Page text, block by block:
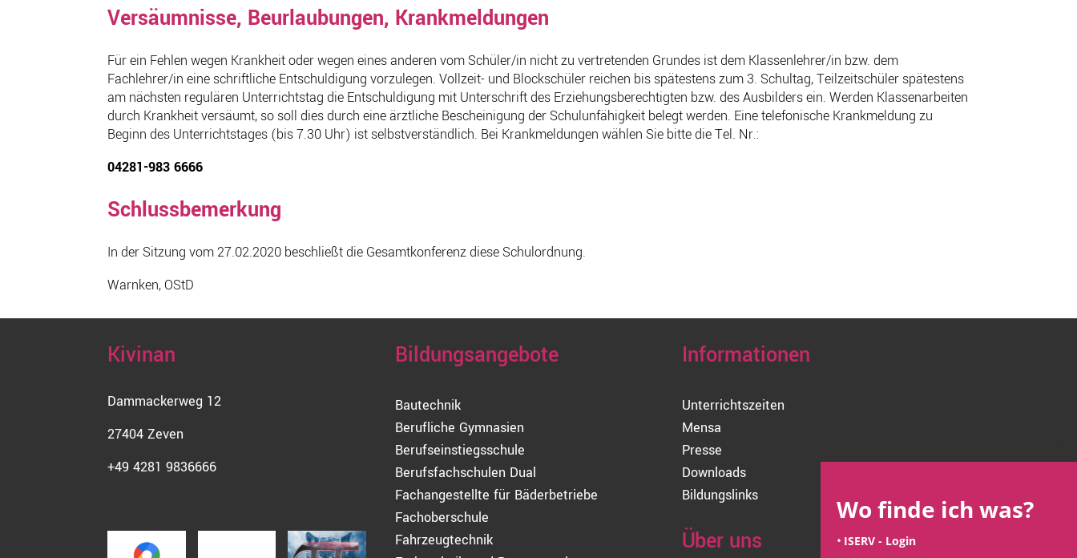
Versäumnisse, Beurlaubungen, Krankmeldungen
Für ein Fehlen wegen Krankheit oder wegen eines anderen vom Schüler/in nicht zu vertretenden Grundes ist dem Klassenlehrer/in bzw. dem
Fachlehrer/in eine schriftliche Entschuldigung vorzulegen. Vollzeit- und Blockschüler reichen bis spätestens zum 3. Schultag, Teilzeitschüler spätestens
am nächsten regulären Unterrichtstag die Entschuldigung mit Unterschrift des Erziehungsberechtigten bzw. des Ausbilders ein. Werden Klassenarbeiten
durch Krankheit versäumt, so soll dies durch eine ärztliche Bescheinigung der Schulunfähigkeit belegt werden. Eine telefonische Krankmeldung zu
Beginn des Unterrichtstages (bis 7.30 Uhr) ist selbstverständlich. Bei Krankmeldungen wählen Sie bitte die Tel. Nr.:
04281-983 6666
Schlussbemerkung
In der Sitzung vom 27.02.2020 beschließt die Gesamtkonferenz diese Schulordnung.
Warnken, OStD
Kivinan
Dammackerweg 12
27404 Zeven
+49 4281 9836666
Bildungsangebote
Bautechnik
Berufliche Gymnasien
Berufseinstiegsschule
Berufsfachschulen Dual
Fachangestellte für Bäderbetriebe
Fachoberschule
Fahrzeugtechnik
Informationen
Unterrichtszeiten
Mensa
Presse
Downloads
Bildungslinks
Über uns
Wo finde ich was?
ISERV - Login